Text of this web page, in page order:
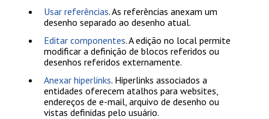
Usar referências. As referências anexam um
desenho separado ao desenho atual.
Editar componentes. A edição no local permite
modificar a definição de blocos referidos ou
desenhos referidos externamente.
Anexar hiperlinks. Hiperlinks associados a
entidades oferecem atalhos para websites,
endereços de e-mail, arquivo de desenho ou
vistas definidas pelo usuário.